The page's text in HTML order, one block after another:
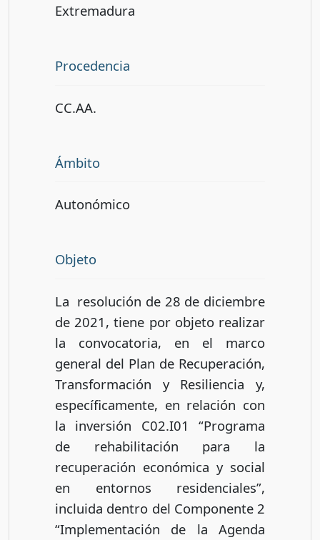
Extremadura
Procedencia
CC.AA.
Ámbito
Autonómico
Objeto
La resolución de 28 de diciembre
de 2021, tiene por objeto realizar
la convocatoria, en el marco
general del Plan de Recuperación,
Transformación y Resiliencia y,
específicamente, en relación con
la inversión C02.I01 “Programa
de rehabilitación para la
recuperación económica y social
en entornos residenciales”,
incluida dentro del Componente 2
“Implementación de la Agenda